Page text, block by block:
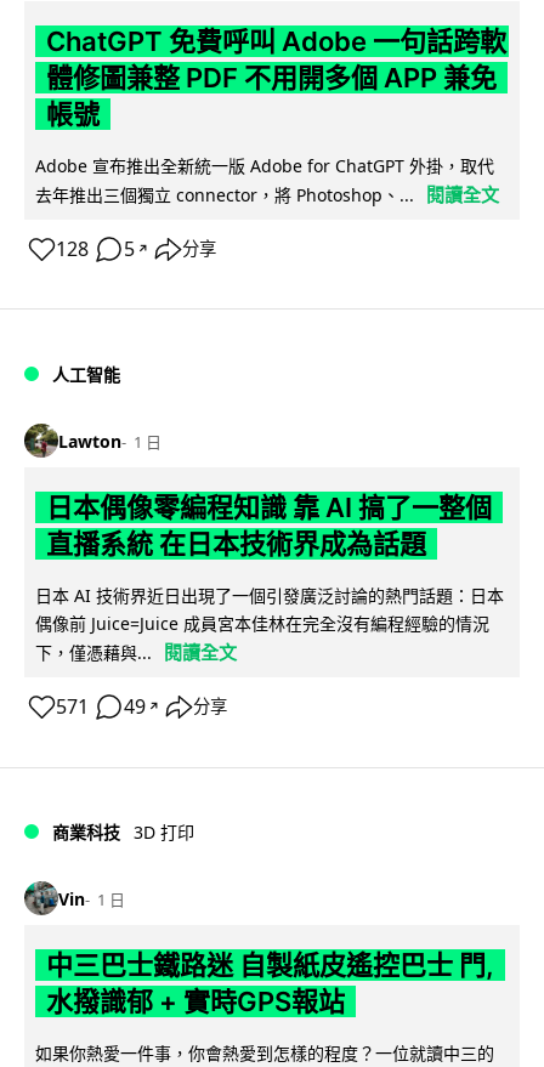
ChatGPT 免費呼叫 Adobe 一句話跨軟
體修圖兼整 PDF 不用開多個 APP 兼免
帳號
Adobe 宣布推出全新統一版 Adobe for ChatGPT 外掛，取代
去年推出三個獨立 connector，將 Photoshop、...
閱讀全文
128 5 ↗ 分享
人工智能
Lawton 1 日
日本偶像零編程知識 靠 AI 搞了一整個
直播系統 在日本技術界成為話題
日本 AI 技術界近日出現了一個引發廣泛討論的熱門話題：日本
偶像前 Juice=Juice 成員宮本佳林在完全沒有編程經驗的情況
下，僅憑藉與...
閱讀全文
571 49 ↗ 分享
商業科技 3D 打印
Vin 1 日
中三巴士鐵路迷 自製紙皮遙控巴士 門,
水撥識郁 + 實時GPS報站
如果你熱愛一件事，你會熱愛到怎樣的程度？一位就讀中三的